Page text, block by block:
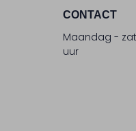
CONTACT
Maandag -
uur